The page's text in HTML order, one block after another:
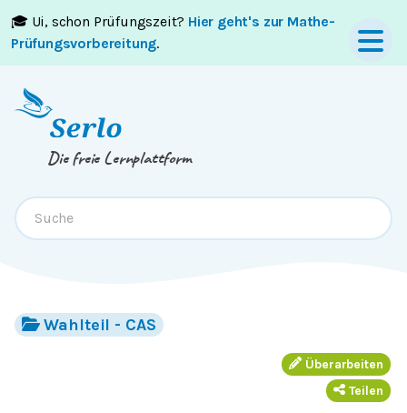
🎓 Ui, schon Prüfungszeit? Hier geht's zur Mathe-
Prüfungsvorbereitung.
Springe zumInhaltoderFooter
Die freie Lernplattform
Wahlteil - CAS
Überarbeiten
Teilen